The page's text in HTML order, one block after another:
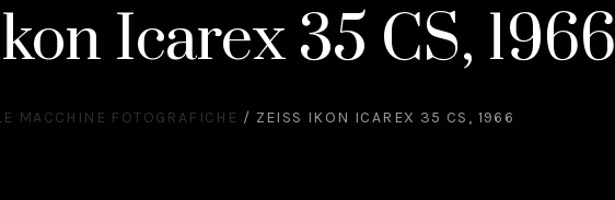
Icarex 35 CS, 1966
MACCHINE FOTOGRAFICHE / ZEISS IKON ICAREX 35 CS, 1966